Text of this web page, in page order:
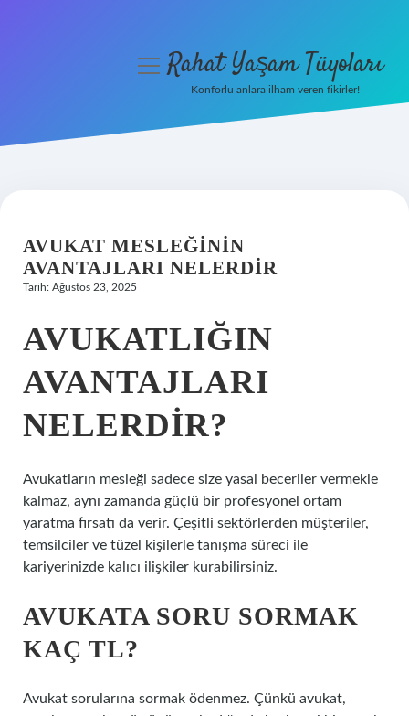
Hakkımızda
menüyüRahat Yaşam Tüyoları
Konforlu anlara ilham veren fikirler!
AVUKAT MESLEĞININ
AVANTAJLARI NELERDIR
Tarih: Ağustos 23, 2025
AVUKATLIĞIN
AVANTAJLARI
NELERDIR?
Avukatların mesleği sadece size yasal beceriler vermekle
kalmaz, aynı zamanda güçlü bir profesyonel ortam
yaratma fırsatı da verir. Çeşitli sektörlerden müşteriler,
temsilciler ve tüzel kişilerle tanışma süreci ile
kariyerinizde kalıcı ilişkiler kurabilirsiniz.
AVUKATA SORU SORMAK
KAÇ TL?
Avukat sorularına sormak ödenmez. Çünkü avukat,